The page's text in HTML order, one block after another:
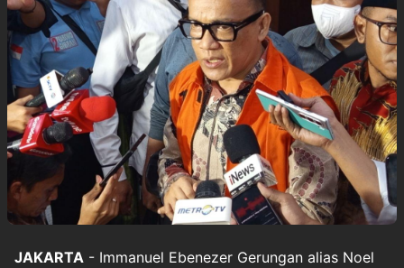
JAKARTA - Immanuel Ebenezer Gerungan alias Noel